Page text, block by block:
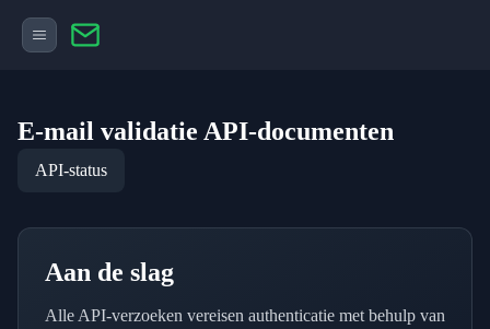
E-mail validatie API-documenten
API-status
Aan de slag
Alle API-verzoeken vereisen authenticatie met behulp van